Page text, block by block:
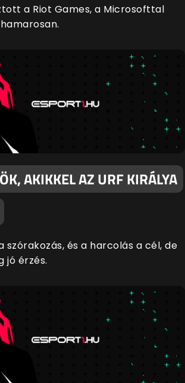
a Riot Games, a Microsofttal
AKIKKEL AZ URF KIRÁLYA
szórakozás, és a harcolás a cél, de
jó érzés.